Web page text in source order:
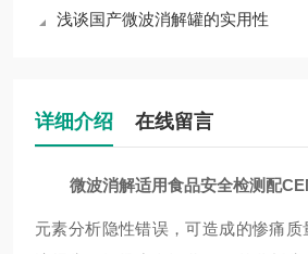
浅谈国产微波消解罐的实用性
详细介绍 在线留言
微波消解适用食品安全检测配
元素分析隐性错误，可造成的惨痛